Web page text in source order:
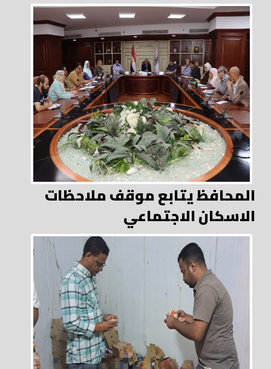
المحافظ يتابع موقف ملاحظات
الاسكان الاجتماعي